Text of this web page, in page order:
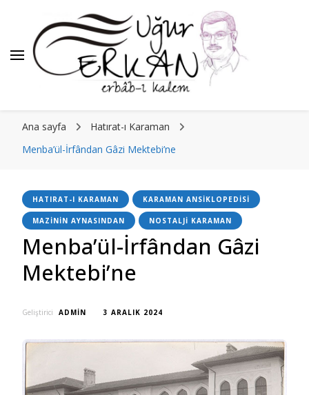
Ana sayfa
Hatırat-ı Karaman
Menba’ül-İrfândan Gâzi Mektebi’ne
HATIRAT-I KARAMAN KARAMAN ANSIKLOPEDISI
MAZININ AYNASINDAN NOSTALJI KARAMAN
Menba’ül-İrfândan Gâzi
Mektebi’ne
Geliştirici ADMIN 3 ARALIK 2024